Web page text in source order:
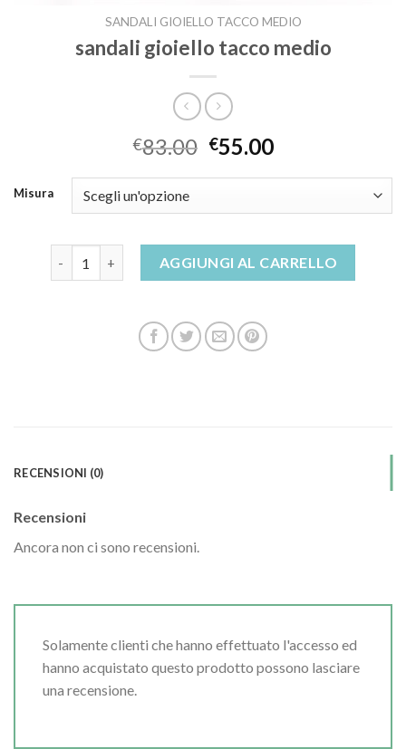
SANDALI GIOIELLO TACCO MEDIO
sandali gioiello tacco medio
€83.00 €55.00
Misura
AGGIUNGI AL CARRELLO
RECENSIONI (0)
Recensioni
Ancora non ci sono recensioni.
Solamente clienti che hanno effettuato l'accesso ed
hanno acquistato questo prodotto possono lasciare
una recensione.